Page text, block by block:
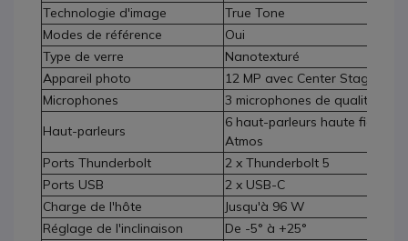
Technologie d'image
True Tone
Modes de référence
Oui
Type de verre
Nanotexturé
Appareil photo
12 MP avec Center Stage et
Microphones
3 microphones de qualité
Haut-parleurs
6 haut-parleurs haute fidélité
Atmos
Ports Thunderbolt
2 x Thunderbolt 5
Ports USB
2 x USB-C
Charge de l'hôte
Jusqu'à 96 W
Réglage de l'inclinaison
De -5° à +25°